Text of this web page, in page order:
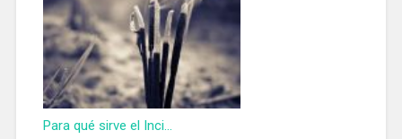
Para qué sirve el Inci...